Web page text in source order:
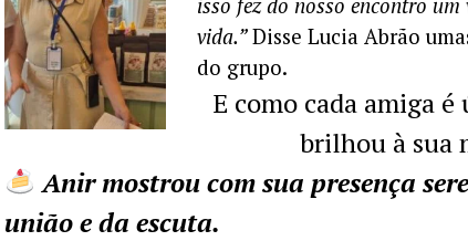
isso fez do nosso encontro
vida.”Disse Lucia Abrão
do grupo.
E como cada amiga
brilhou à sua
Anir mostrou com sua presença
união e da escuta.